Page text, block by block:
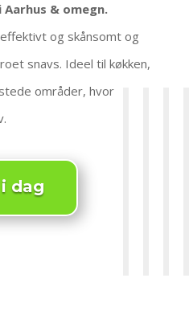
& omegn.
og skånsomt og
snavs. Ideel til køkken,
områder, hvor
dag